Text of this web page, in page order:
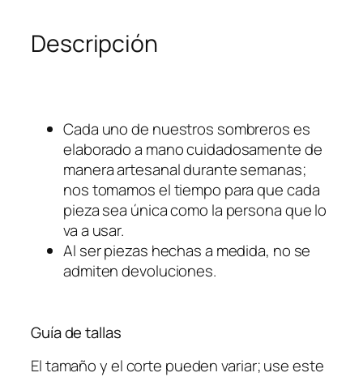
a
n
t
i
Descripción
Cada uno de nuestros sombreros es
elaborado a mano cuidadosamente de
manera artesanal durante semanas;
nos tomamos el tiempo para que cada
pieza sea única como la persona que lo
va a usar.
Al ser piezas hechas a medida, no se
admiten devoluciones.
Guía de tallas
El tamaño y el corte pueden variar; use este